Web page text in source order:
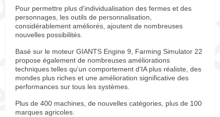
Pour permettre plus d'individualisation des fermes et des
personnages, les outils de personnalisation,
considérablement améliorés, ajoutent de nombreuses
nouvelles possibilités.
Basé sur le moteur GIANTS Engine 9, Farming Simulator 22
propose également de nombreuses améliorations
techniques telles qu'un comportement d'IA plus réaliste, des
mondes plus riches et une amélioration significative des
performances sur tous les systèmes.
Plus de 400 machines, de nouvelles catégories, plus de 100
marques agricoles.